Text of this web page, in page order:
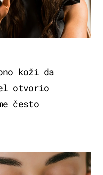
koži da
otvorio
često